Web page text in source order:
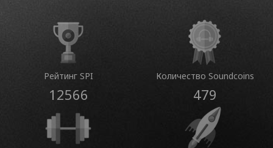
Рейтинг SPI
12566
Количество Soundcoins
479